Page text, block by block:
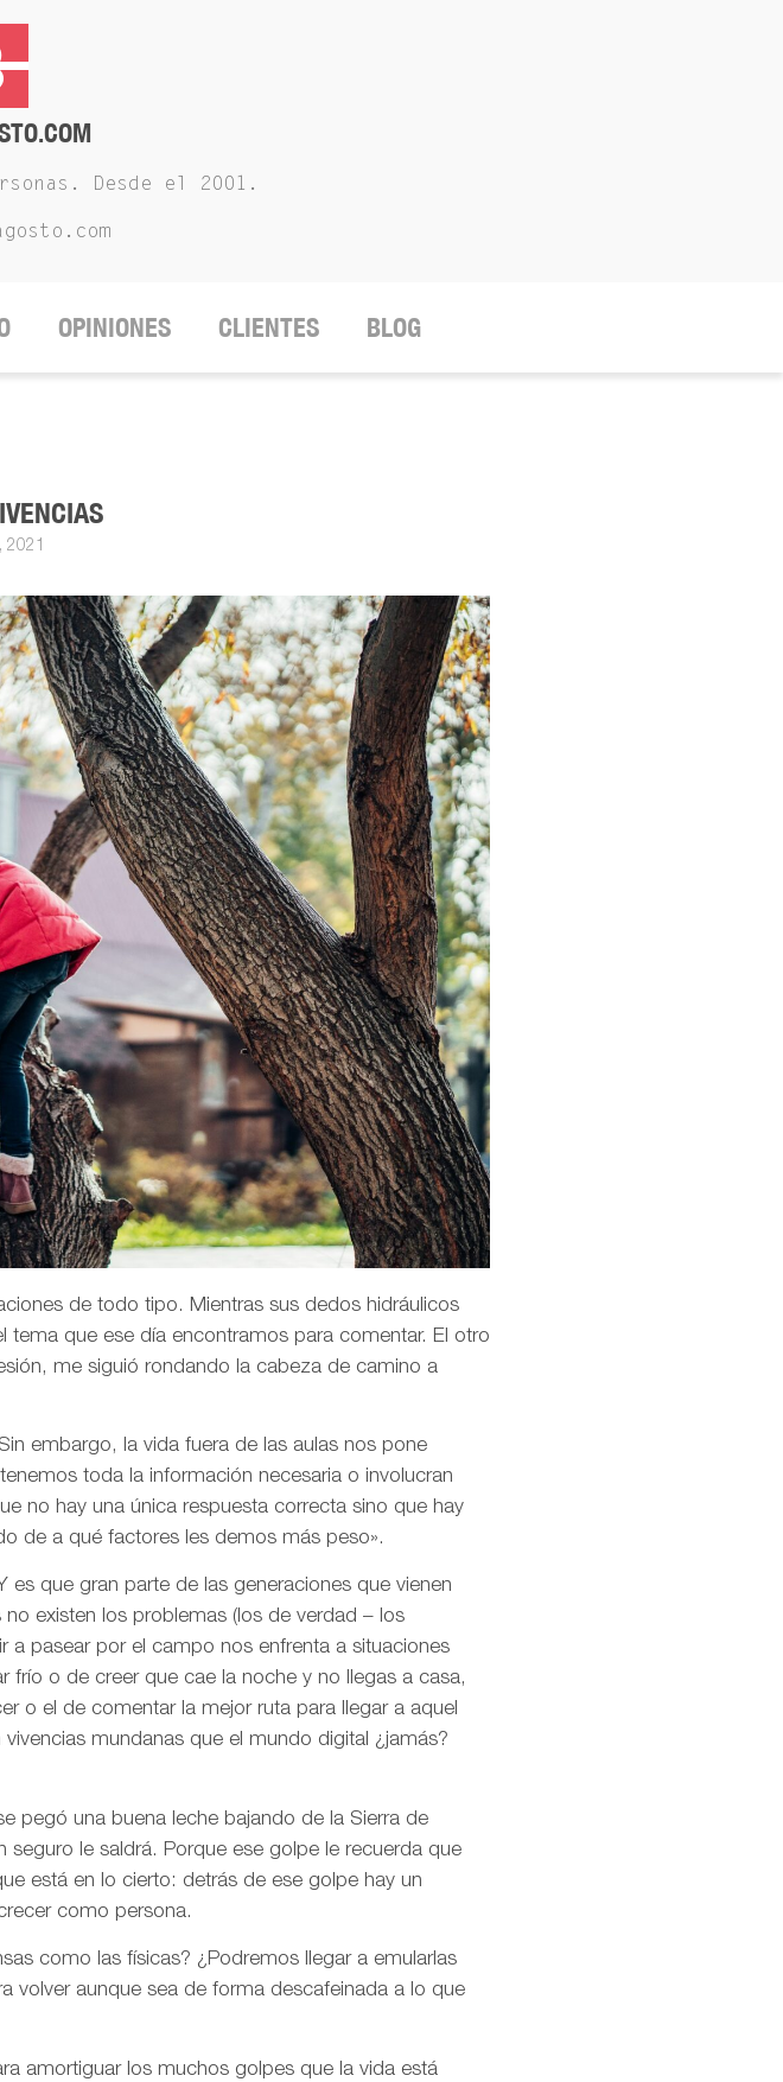
Desde el 2001.
OPINIONES CLIENTES BLOG
2021
de todo tipo. Mientras sus dedos hidráulicos
que ese día encontramos para comentar. El otro
me siguió rondando la cabeza de camino a
embargo, la vida fuera de las aulas nos pone
toda la información necesaria o involucran
no hay una única respuesta correcta sino que hay
de a qué factores les demos más peso».
es que gran parte de las generaciones que vienen
existen los problemas (los de verdad – los
a pasear por el campo nos enfrenta a situaciones
frío o de creer que cae la noche y no llegas a casa,
o el de comentar la mejor ruta para llegar a aquel
mundanas que el mundo digital ¿jamás?
pegó una buena leche bajando de la Sierra de
le saldrá. Porque ese golpe le recuerda que
está en lo cierto: detrás de ese golpe hay un
como persona.
como las físicas? ¿Podremos llegar a emularlas
volver aunque sea de forma descafeinada a lo que
amortiguar los muchos golpes que la vida está